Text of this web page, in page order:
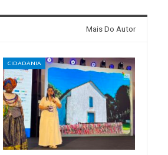
Mais Do Autor
CIDADANIA